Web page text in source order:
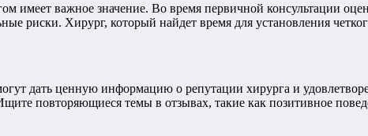
важное значение. Во время первичной консультации
риски. Хирург, который найдет время для установления
дать ценную информацию о репутации хирурга и
повторяющиеся темы в отзывах, такие как позитивное